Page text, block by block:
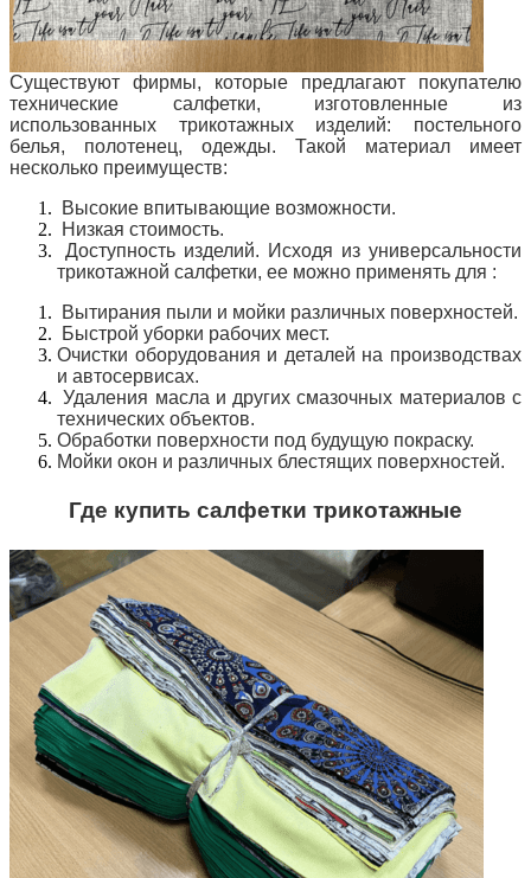
Существуют фирмы, которые предлагают покупателю
технические салфетки, изготовленные из
использованных трикотажных изделий: постельного
белья, полотенец, одежды. Такой материал имеет
несколько преимуществ:
Высокие впитывающие возможности.
Низкая стоимость.
Доступность изделий. Исходя из универсальности
трикотажной салфетки, ее можно применять для :
Вытирания пыли и мойки различных поверхностей.
Быстрой уборки рабочих мест.
Очистки оборудования и деталей на производствах
и автосервисах.
Удаления масла и других смазочных материалов с
технических объектов.
Обработки поверхности под будущую покраску.
Мойки окон и различных блестящих поверхностей.
Где купить салфетки трикотажные